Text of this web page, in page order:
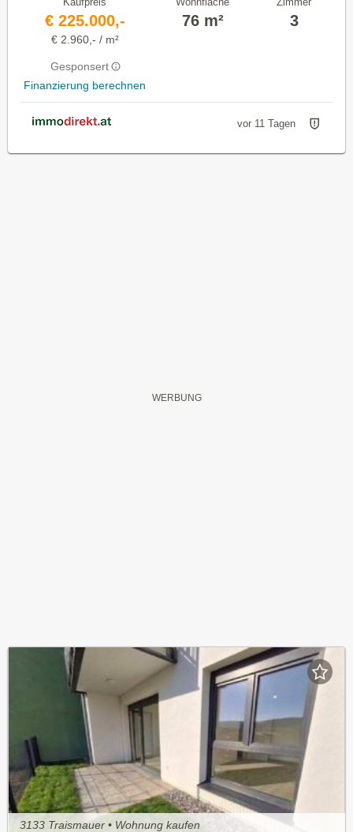
€ 225.000,-
€ 2.960,- / m²
Gesponsert
Finanzierung berechnen
76 m² 3
vor 11 Tagen
3133 Traismauer • Wohnung kaufen